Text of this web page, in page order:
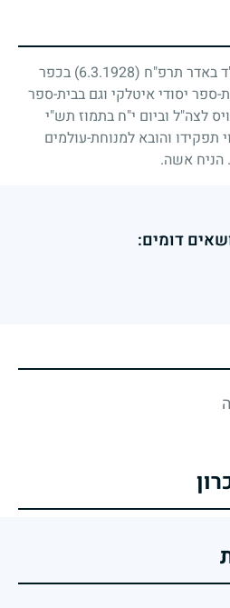
באדר תרפ"ח (6.3.1928)
בכפר
ספר יסודי איטלקי וגם בבית-ספר
לצה"ל וביום י"ח בתמוז תש"י
תפקידו והובא למנוחת-עולמים
הניח אשה.
דומים: